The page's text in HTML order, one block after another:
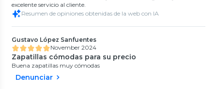
excelente servicio al cliente.
Resumen de opiniones obtenidas de la web con IA
Gustavo López Sanfuentes
November 2024
Zapatillas cómodas para su precio
Buena zapatillas muy cómodas
Denunciar